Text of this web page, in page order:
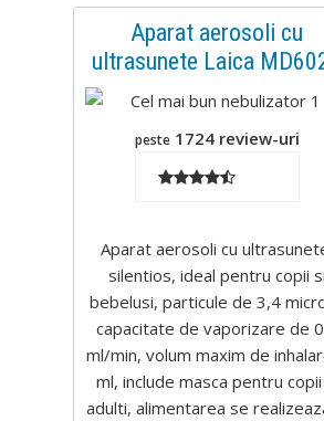
Aparat aerosoli cu
ultrasunete Laica
peste1724 review-uri
Aparat aerosoli cu
silentios, ideal pentru copii si
bebelusi, particule de 3,4
capacitate de vaporizare de
ml/min, volum maxim de
ml, include masca pentru
adulti, alimentarea se